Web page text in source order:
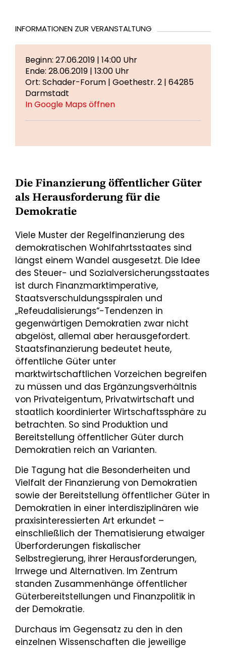
INFORMATIONEN ZUR VERANSTALTUNG
Beginn: 27.06.2019 | 14:00 Uhr
Ende: 28.06.2019 | 13:00 Uhr
Ort: Schader-Forum | Goethestr. 2 | 64285
Darmstadt
In Google Maps öffnen
Die Finanzierung öffentlicher Güter
als Herausforderung für die
Demokratie
Viele Muster der Regelfinanzierung des
demokratischen Wohlfahrtsstaates sind
längst einem Wandel ausgesetzt. Die Idee
des Steuer- und Sozialversicherungsstaates
ist durch Finanzmarktimperative,
Staatsverschuldungsspiralen und
„Refeudalisierungs“-Tendenzen in
gegenwärtigen Demokratien zwar nicht
abgelöst, allemal aber herausgefordert.
Staatsfinanzierung bedeutet heute,
öffentliche Güter unter
marktwirtschaftlichen Vorzeichen begreifen
zu müssen und das Ergänzungsverhältnis
von Privateigentum, Privatwirtschaft und
staatlich koordinierter Wirtschaftssphäre zu
betrachten. So sind Produktion und
Bereitstellung öffentlicher Güter durch
Demokratien reich an Varianten.
Die Tagung hat die Besonderheiten und
Vielfalt der Finanzierung von Demokratien
sowie der Bereitstellung öffentlicher Güter in
Demokratien in einer interdisziplinären wie
praxisinteressierten Art erkundet –
einschließlich der Thematisierung etwaiger
Überforderungen fiskalischer
Selbstregierung, ihrer Herausforderungen,
Irrwege und Alternativen. Im Zentrum
standen Zusammenhänge öffentlicher
Güterbereitstellungen und Finanzpolitik in
der Demokratie.
Durchaus im Gegensatz zu den in den
einzelnen Wissenschaften die jeweilige